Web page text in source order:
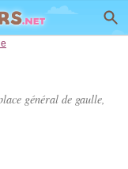
général de gaulle,